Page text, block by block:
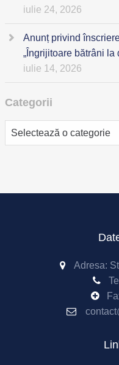
iulie 24, 2026
Anunț privind
„Îngrijitoare bătrâni la
iulie 14, 2026
Categorii
Categorii
Adresa: